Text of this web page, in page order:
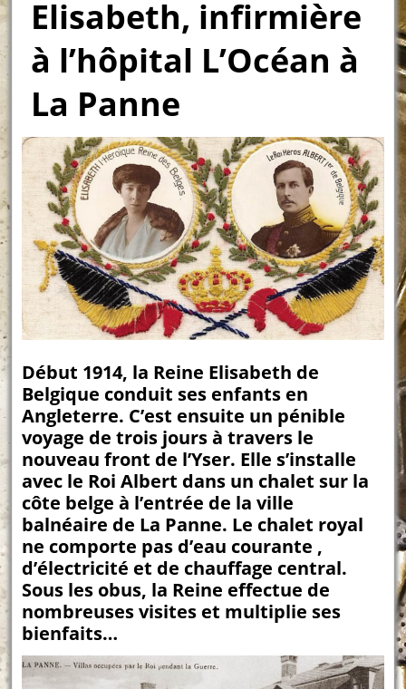
Elisabeth, infirmière
à l’hôpital L’Océan à
La Panne
Début 1914, la Reine Elisabeth de
Belgique conduit ses enfants en
Angleterre. C’est ensuite un pénible
voyage de trois jours à travers le
nouveau front de l’Yser. Elle s’installe
avec le Roi Albert dans un chalet sur la
côte belge à l’entrée de la ville
balnéaire de La Panne. Le chalet royal
ne comporte pas d’eau courante ,
d’électricité et de chauffage central.
Sous les obus, la Reine effectue de
nombreuses visites et multiplie ses
bienfaits…